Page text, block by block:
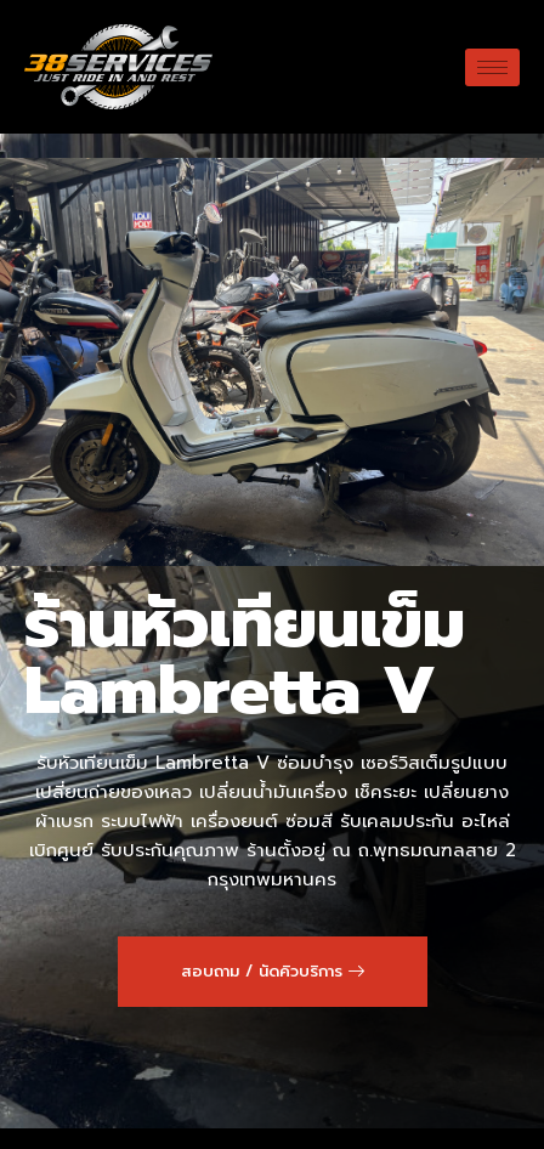
ร้านหัวเทียนเข็ม
Lambretta V
รับหัวเทียนเข็ม Lambretta V ซ่อมบำรุง เซอร์วิสเต็มรูปแบบ
เปลี่ยนถ่ายของเหลว เปลี่ยนน้ำมันเครื่อง เช็คระยะ เปลี่ยนยาง
ผ้าเบรก ระบบไฟฟ้า เครื่องยนต์ ซ่อมสี รับเคลมประกัน อะไหล่
เบิกศูนย์ รับประกันคุณภาพ ร้านตั้งอยู่ ณ ถ.พุทธมณฑลสาย 2
กรุงเทพมหานคร
สอบถาม / นัดคิวบริการ